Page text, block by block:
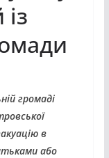
громаді
в
або